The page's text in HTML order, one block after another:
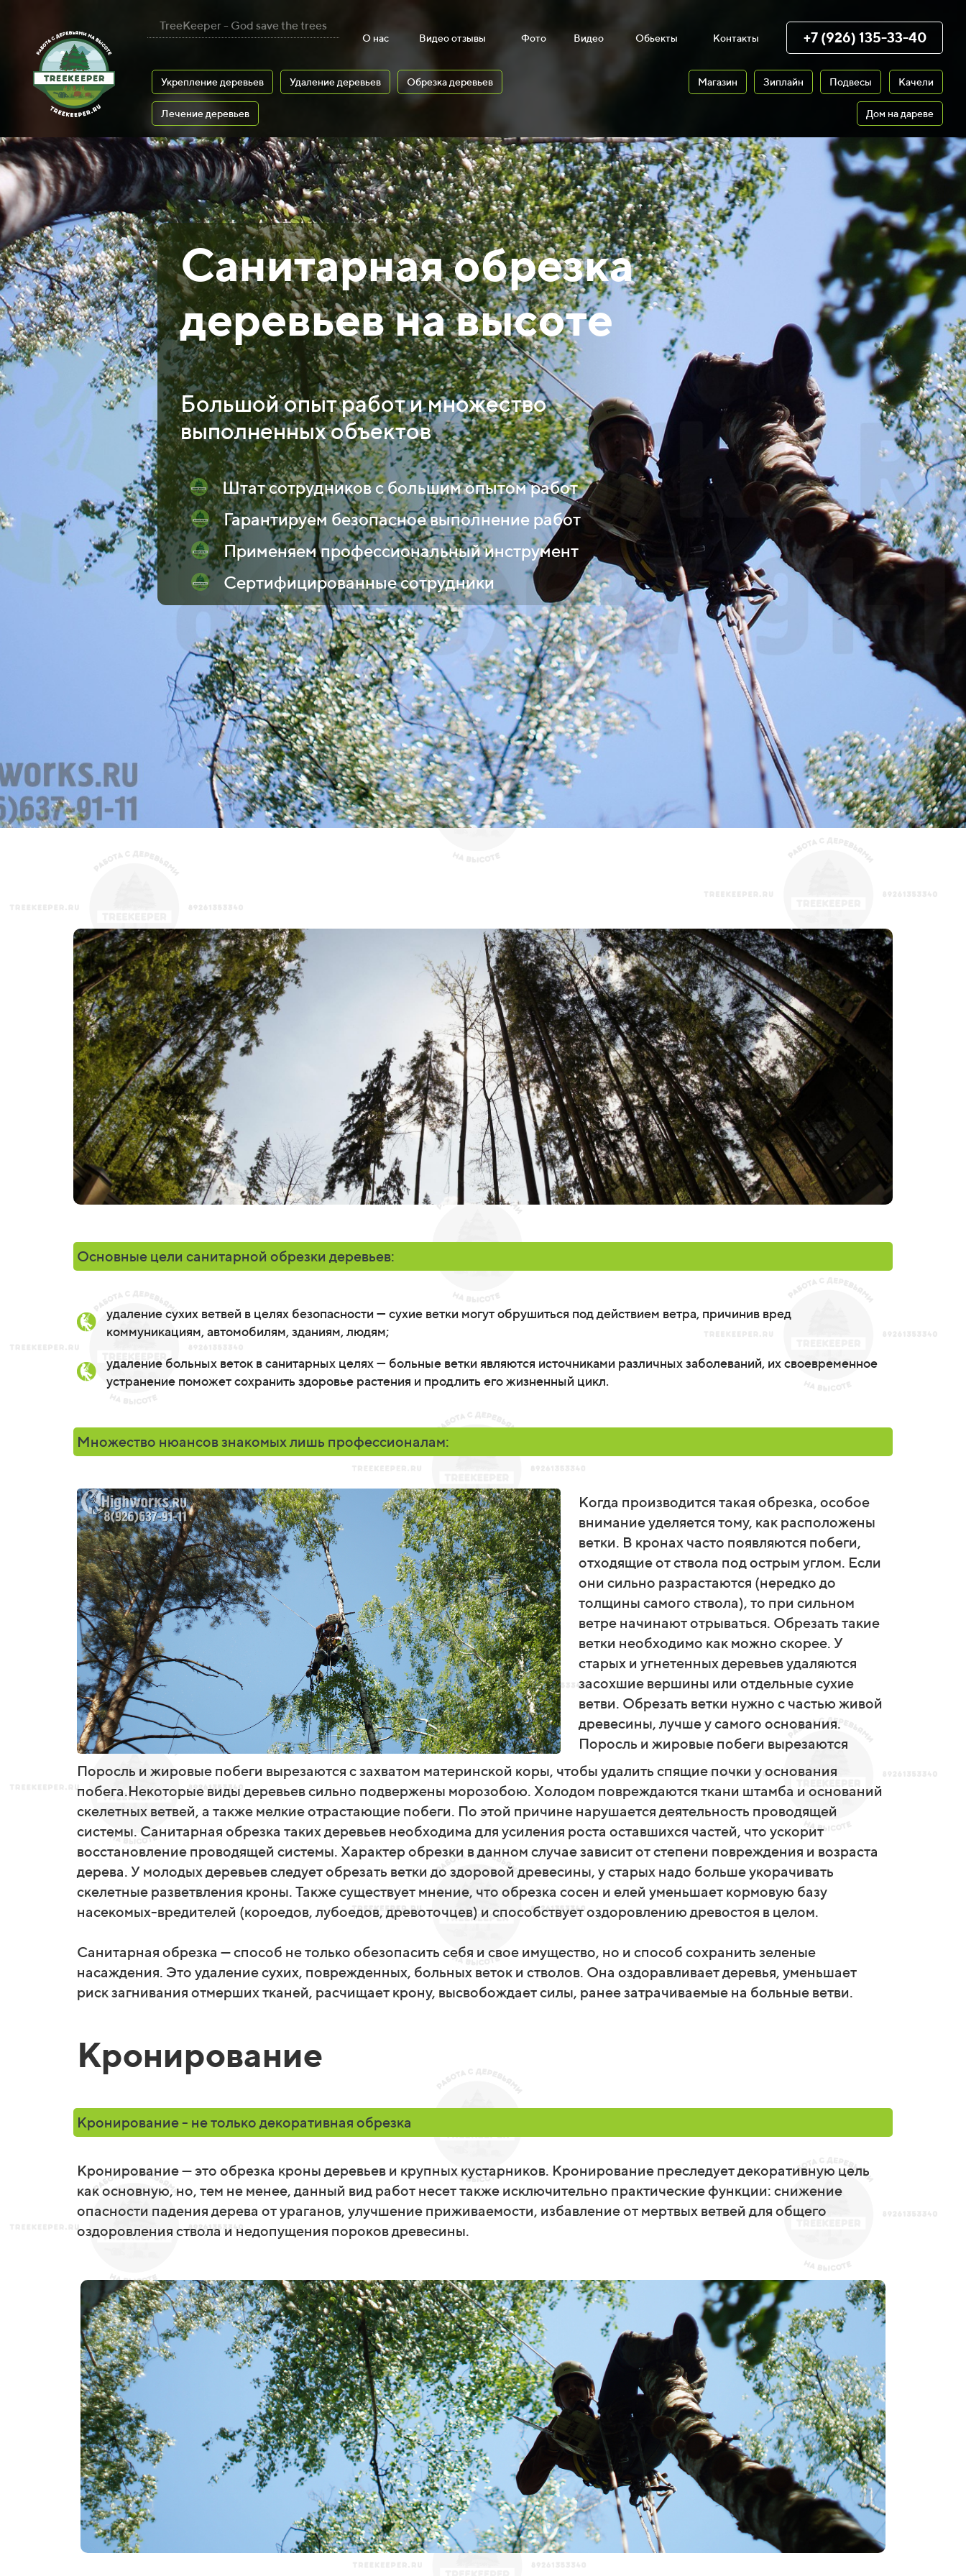
TreeKeeper - God save the trees
О нас Видео отзывы Фото Видео Обьекты Контакты +7 (926) 135-33-40
Укрепление деревьев Удаление деревьев Обрезка деревьев
Лечение деревьев
Магазин Зиплайн Подвесы Качели
Дом на дареве
Санитарная обрезка
деревьев на высоте
Большой опыт работ и множество
выполненных объектов
Штат сотрудников с большим опытом работ
Гарантируем безопасное выполнение работ
Применяем профессиональный инструмент
Сертифицированные сотрудники
Основные цели санитарной обрезки деревьев:
удаление сухих ветвей в целях безопасности — сухие ветки могут обрушиться под действием ветра, причинив вред
коммуникациям, автомобилям, зданиям, людям;
удаление больных веток в санитарных целях — больные ветки являются источниками различных заболеваний, их своевременное
устранение поможет сохранить здоровье растения и продлить его жизненный цикл.
Множество нюансов знакомых лишь профессионалам:
Когда производится такая обрезка, особое
внимание уделяется тому, как расположены
ветки. В кронах часто появляются побеги,
отходящие от ствола под острым углом. Если
они сильно разрастаются (нередко до
толщины самого ствола), то при сильном
ветре начинают отрываться. Обрезать такие
ветки необходимо как можно скорее. У
старых и угнетенных деревьев удаляются
засохшие вершины или отдельные сухие
ветви. Обрезать ветки нужно с частью живой
древесины, лучше у самого основания.
Поросль и жировые побеги вырезаются
Поросль и жировые побеги вырезаются с захватом материнской коры, чтобы удалить спящие почки у основания
побега.Некоторые виды деревьев сильно подвержены морозобою. Холодом повреждаются ткани штамба и оснований
скелетных ветвей, а также мелкие отрастающие побеги. По этой причине нарушается деятельность проводящей
системы. Санитарная обрезка таких деревьев необходима для усиления роста оставшихся частей, что ускорит
восстановление проводящей системы. Характер обрезки в данном случае зависит от степени повреждения и возраста
дерева. У молодых деревьев следует обрезать ветки до здоровой древесины, у старых надо больше укорачивать
скелетные разветвления кроны. Также существует мнение, что обрезка сосен и елей уменьшает кормовую базу
насекомых-вредителей (короедов, лубоедов, древоточцев) и способствует оздоровлению древостоя в целом.
Санитарная обрезка — способ не только обезопасить себя и свое имущество, но и способ сохранить зеленые
насаждения. Это удаление сухих, поврежденных, больных веток и стволов. Она оздоравливает деревья, уменьшает
риск загнивания отмерших тканей, расчищает крону, высвобождает силы, ранее затрачиваемые на больные ветви.
Кронирование
Кронирование - не только декоративная обрезка
Кронирование — это обрезка кроны деревьев и крупных кустарников. Кронирование преследует декоративную цель
как основную, но, тем не менее, данный вид работ несет также исключительно практические функции: снижение
опасности падения дерева от ураганов, улучшение приживаемости, избавление от мертвых ветвей для общего
оздоровления ствола и недопущения пороков древесины.